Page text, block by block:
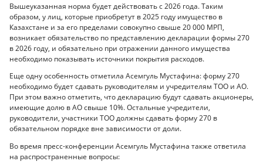
Вышеуказанная норма будет действовать с 2026 года. Таким
образом, у лиц, которые приобретут в 2025 году имущество в
Казахстане и за его пределами совокупно свыше 20 000 МРП,
возникает обязательство по представлению декларации формы 270
в 2026 году, и обязательно при отражении данного имущества
необходимо показывать источники покрытия расходов.
Еще одну особенность отметила Асемгуль Мустафина: форму 270
необходимо будет сдавать руководителям и учредителям ТОО и АО.
При этом важно отметить, что декларацию будут сдавать акционеры,
имеющие долю в АО свыше 10%. Остальные учредители,
руководители, участники ТОО должны сдавать форму 270 в
обязательном порядке вне зависимости от доли.
Во время пресс-конференции Асемгуль Мустафина также ответила
на распространенные вопросы: